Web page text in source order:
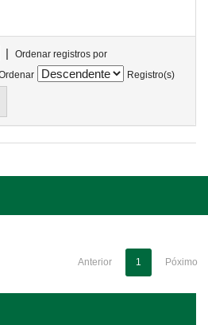
|
Ordenar registros por
Registro(s)
Anterior 1 Póximo